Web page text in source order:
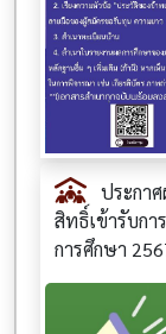
ประกา
สิทธิ์เข้ารับกา
การศึกษา